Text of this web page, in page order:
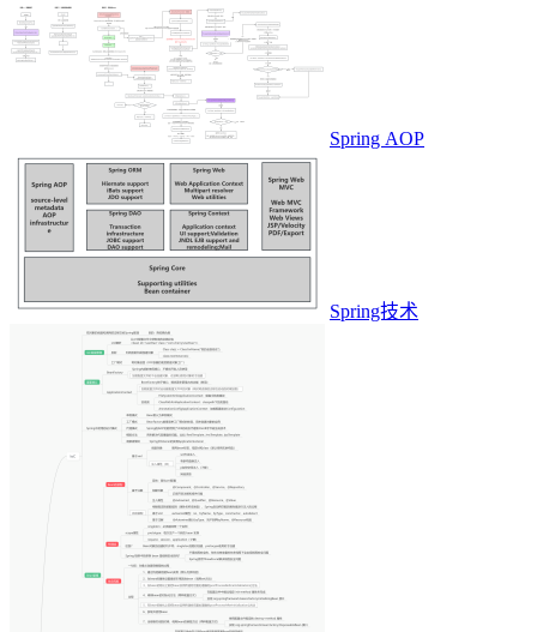
Spring AOP
Spring技术